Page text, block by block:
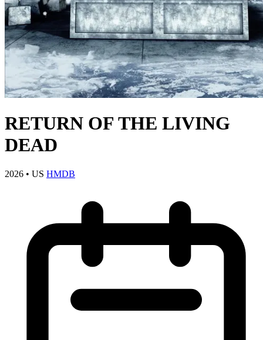
RETURN OF THE LIVING
DEAD
2026 • US HMDB